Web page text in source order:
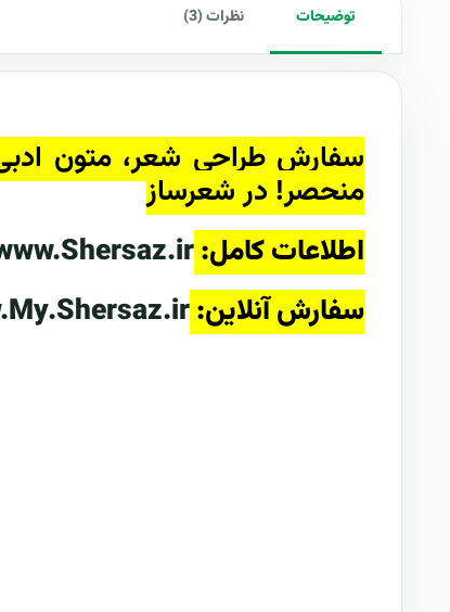
توضیحات نظرات (3)
سفارش طراحی شعر، متون
منحصر! در شعرساز
اطلاعات کامل:
سفارش آنلاین: